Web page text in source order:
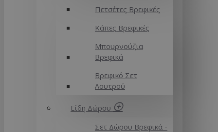
Πετσέτες Βρεφικές
Κάπες Βρεφικές
Μπουρνούζια
Βρεφικά
Βρεφικό Σετ
Λουτρού
Είδη Δώρου
Σετ Δώρου Βρεφικά -